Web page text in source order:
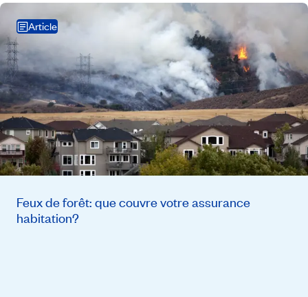
Article
Feux de forêt: que couvre votre assurance
habitation?